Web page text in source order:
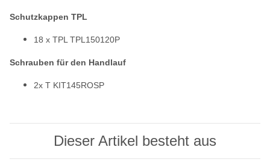
Schutzkappen TPL
18 x TPL TPL150120P
Schrauben für den Handlauf
2x T KIT145ROSP
Dieser Artikel besteht aus